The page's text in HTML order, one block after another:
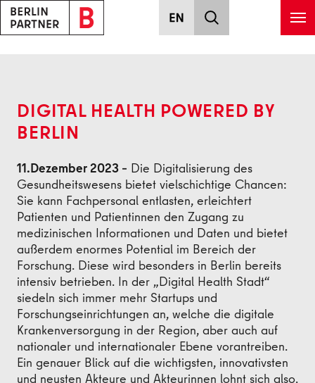
Zum Hauptinhalt springen
DIGITAL HEALTH POWERED BY
BERLIN
11.Dezember 2023 – Die Digitalisierung des
Gesundheitswesens bietet vielschichtige Chancen:
Sie kann Fachpersonal entlasten, erleichtert
Patienten und Patientinnen den Zugang zu
medizinischen Informationen und Daten und bietet
außerdem enormes Potential im Bereich der
Forschung. Diese wird besonders in Berlin bereits
intensiv betrieben. In der „Digital Health Stadt“
siedeln sich immer mehr Startups und
Forschungseinrichtungen an, welche die digitale
Krankenversorgung in der Region, aber auch auf
nationaler und internationaler Ebene vorantreiben.
Ein genauer Blick auf die wichtigsten, innovativsten
und neusten Akteure und Akteurinnen lohnt sich also.